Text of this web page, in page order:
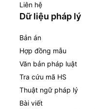
Liên hệ
Dữ liệu pháp lý
Bản án
Hợp đồng mẫu
Văn bản pháp luật
Tra cứu mã HS
Thuật ngữ pháp lý
Bài viết